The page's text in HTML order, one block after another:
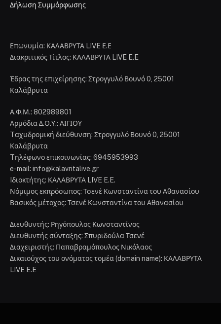
Δήλωση Συμμόρφωσης
Επωνυμία: ΚΑΛΑΒΡΥΤΑ LIVE Ε.Ε
Διακριτικός Τίτλος: ΚΑΛΑΒΡΥΤΑ LIVE E.E
Έδρας της επιχείρησης: Στρογγυλό Βουνό 0, 25001
Καλάβρυτα
Α.Φ.Μ.: 802989801
Αρμόδια Δ.Ο.Υ.: ΑΙΓΙΟΥ
Tαχυδρομική διεύθυνση: Στρογγυλό Βουνό 0, 25001
Καλάβρυτα
Tηλέφωνο επικοινωνίας: 6945953993
e-mail: info@kalavritalive.gr
Iδιοκτήτης: ΚΑΛΑΒΡΥΤΑ LIVE E.E.
Νόμιμος εκπρόσωπος: Τσενέ Κωνσταντίνα του Αθανασίου
Βασικός μέτοχος: Τσενέ Κωνσταντίνα του Αθανασίου
Διευθυντής: Ρηγόπουλος Κωνσταντίνος
Διευθυντής σύνταξης: Σπυριδούλα Τσενέ
Διαχειριστής: Παπαβραμόπουλος Νικόλαος
Δικαιούχος του ονόματος τομέα (domain name): ΚΑΛΑΒΡΥΤΑ
LIVE E.E